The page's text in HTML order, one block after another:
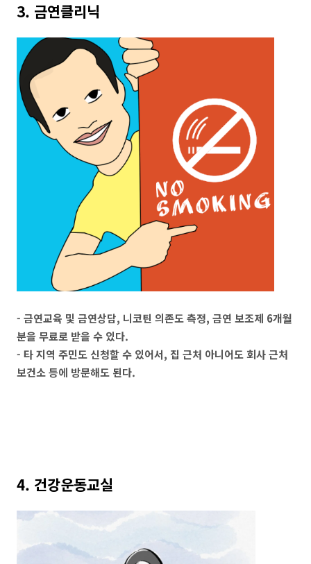
3. 금연클리닉
- 금연교육 및 금연상담, 니코틴 의존도 측정, 금연 보조제 6개월
분을 무료로 받을 수 있다.
- 타 지역 주민도 신청할 수 있어서, 집 근처 아니어도 회사 근처
보건소 등에 방문해도 된다.
4. 건강운동교실